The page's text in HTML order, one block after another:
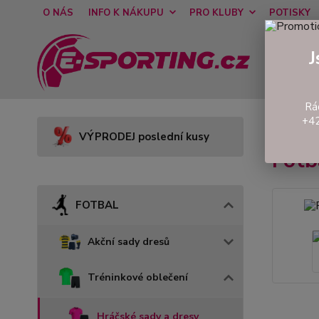
O NÁS INFO K NÁKUPU PRO KLUBY POTISKY
VÝPRODEJ poslední kusy
FOTBAL
Akční sady dresů
Tréninkové oblečení